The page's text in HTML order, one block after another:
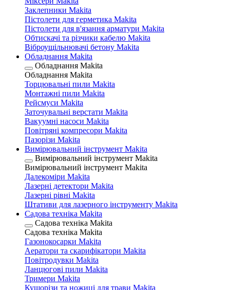
Заклепники Makita
Пістолети для герметика Makita
Пістолети для в'язання арматури Makita
Обтискачі та різчики кабелю Makita
Віброущільнювачі бетону Makita
Обладнання Makita
Обладнання Makita
Обладнання Makita
Торцювальні пили Makita
Монтажні пили Makita
Рейсмуси Makita
Заточувальні верстати Makita
Вакуумні насоси Makita
Повітряні компресори Makita
Пазорізи Makita
Вимірювальний інструмент Makita
Вимірювальний інструмент Makita
Вимірювальний інструмент Makita
Далекоміри Makita
Лазерні детектори Makita
Лазерні рівні Makita
Штативи для лазерного інструменту Makita
Садова техніка Makita
Садова техніка Makita
Садова техніка Makita
Газонокосарки Makita
Аератори та скарифікатори Makita
Повітродувки Makita
Ланцюгові пили Makita
Тримери Makita
Кущорізи та ножиці для трави Makita